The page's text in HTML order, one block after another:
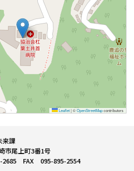
Leaflet|©OpenStreetMapcontributors
来課
市尾上町3番1号
FAX 095-895-2554